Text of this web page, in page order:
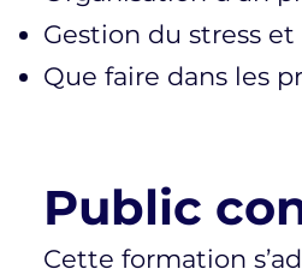
Gestion du stress
Que faire dans les
Public
Cette formation